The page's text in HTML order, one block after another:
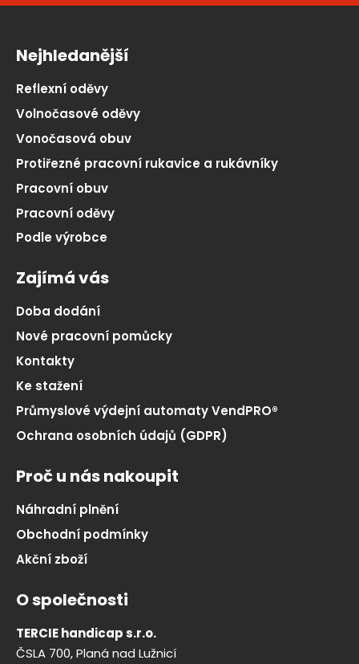
Nejhledanější
Reflexní oděvy
Volnočasové oděvy
Vonočasová obuv
Protiřezné pracovní rukavice a rukávníky
Pracovní obuv
Pracovní oděvy
Podle výrobce
Zajímá vás
Doba dodání
Nové pracovní pomůcky
Kontakty
Ke stažení
Průmyslové výdejní automaty VendPRO®
Ochrana osobních údajů (GDPR)
Proč u nás nakoupit
Náhradní plnění
Obchodní podmínky
Akční zboží
O společnosti
TERCIE handicap s.r.o.
ČSLA 700, Planá nad Lužnicí